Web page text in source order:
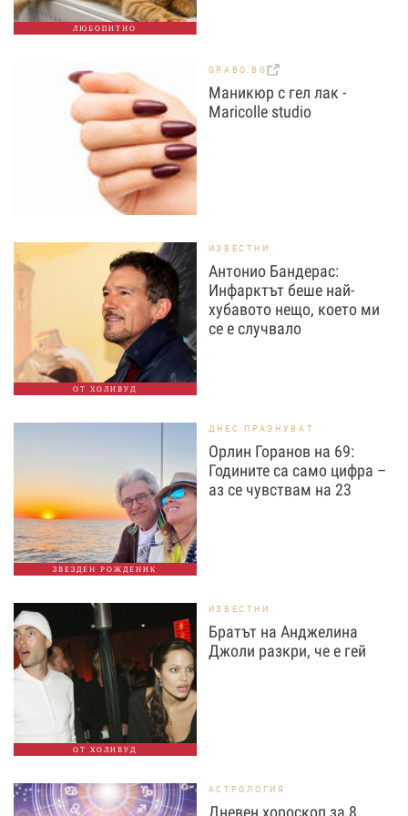
ЛЮБОПИТНО
GRABO.BG
Маникюр с гел лак -
Maricolle studio
ОТ ХОЛИВУД
ИЗВЕСТНИ
Антонио Бандерас:
Инфарктът беше най-
хубавото нещо, което ми
се е случвало
ЗВЕЗДЕН РОЖДЕНИК
ДНЕС ПРАЗНУВАТ
Орлин Горанов на 69:
Годините са само цифра –
аз се чувствам на 23
ОТ ХОЛИВУД
ИЗВЕСТНИ
Братът на Анджелина
Джоли разкри, че е гей
АСТРОЛОГИЯ
Дневен хороскоп за 8